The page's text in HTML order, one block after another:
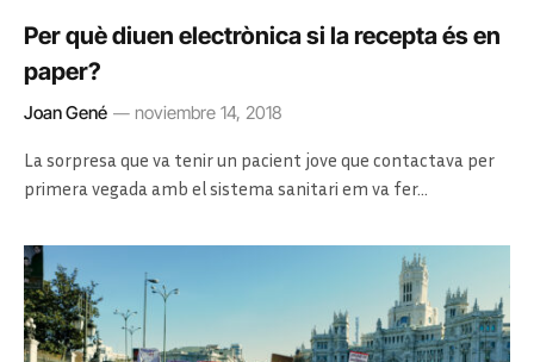
Per què diuen electrònica si la recepta és en
paper?
Joan Gené noviembre 14, 2018
La sorpresa que va tenir un pacient jove que contactava per
primera vegada amb el sistema sanitari em va fer…